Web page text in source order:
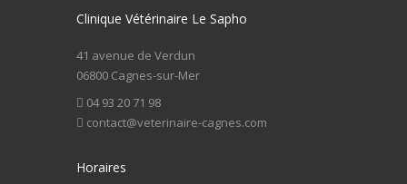
Clinique Vétérinaire Le Sapho
41 avenue de Verdun
06800 Cagnes-sur-Mer
04 93 20 71 98
contact@veterinaire-cagnes.com
Horaires